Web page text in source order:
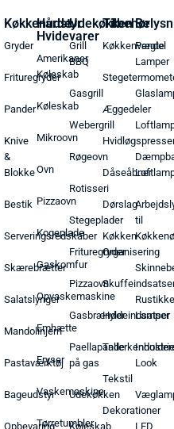
Køkkenudstyr
Gryder
Frituregryder
Pander
Knive
&
Blokke
Bestik
Serveringsredskaber
Skærebrætter
Salatslynger
Mandolinjern
Pastaværktøj
Bageudstyr
Opbevaring
Hårde
Hvidevarer
Amerikaner
Køleskab
Køleskab
Mikroovn
Ovn
Pizzaovn
Kogeplade
Gaskomfur
Opvaskemaskine
Emhætte
Fryser
Vaskemaskine
Tørretumbler
Udekøkken
Grill
BBQ
Gasgrill
Webergrill
Røgeovn
Rotisseri
Stegeplader
Frituregryder
Pizzaovn
Gasbrænder
Paellapande
på gas
Udekøkken
Køleskab
Tilbehør
Køkkenvægte
Æggedeler
Dåseåbner
Dørslag
Køkken
Organisering
Hyldeindsatser
Tekstil
Dekorationer
Pendel
Lamper
til
Rustikke
Lamper
Look
LED